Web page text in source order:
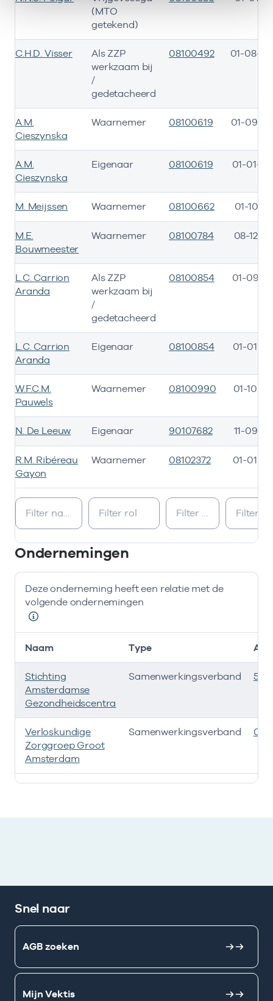
Bij deze onderneming werken de volgende zorgverleners
(MTO
getekend)
C.H.D. Visser
Als ZZP
werkzaam bij
/
gedetacheerd
08100492 01-08-
A.M.
Cieszynska
Waarnemer 08100619 01-09-
A.M.
Cieszynska
Eigenaar 08100619 01-01-
M. Meijssen Waarnemer 08100662 01-10-
M.E.
Bouwmeester
Waarnemer 08100784 08-12-
L.C. Carrion
Aranda
Als ZZP
werkzaam bij
/
gedetacheerd
08100854 01-09-
L.C. Carrion
Aranda
Eigenaar 08100854 01-01-
W.F.C.M.
Pauwels
Waarnemer 08100990 01-10-
N. De Leeuw Eigenaar 90107682 11-09-
R.M. Ribéreau
Gayon
Waarnemer 08102372 01-01-
Ondernemingen
Deze onderneming heeft een relatie met de
volgende ondernemingen
Deze onderneming heeft een relatie met de volgende
Naam Type
Stichting
Amsterdamse
Gezondheidscentra
Samenwerkingsverband
Verloskundige
Zorggroep Groot
Amsterdam
Samenwerkingsverband
Snel naar
AGB zoeken
Mijn Vektis